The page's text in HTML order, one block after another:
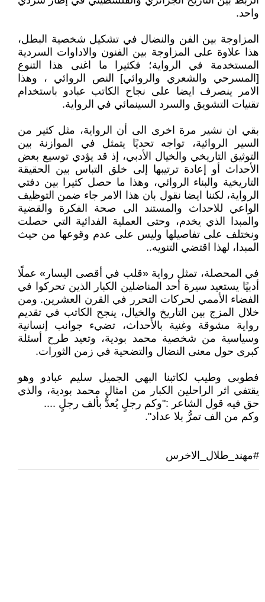
واحد.
المزاوجة بين الفن والنضال في تشكيل شخصية البطل،
هذا علاوة على المزاوجة بين الفنون والاداوات السردية
المستخدمة في الرواية؛ فكثيرا ما اغنى هذا التنوع
[المسرحي والشعري والروائي] النص الروائي ، وهذا
الامر ينصرف ايضا على نجاح الكاتب عبادو باستخدام
تقنيات التشويق والسرد السينمائي في الرواية.
بقي ان نشير مرة اخرى الى أن الرواية، مثل كثير من
السير الروائية، تواجه تحديًا يتمثل في الموازنة بين
التوثيق التاريخي والخيال الأدبي، إذ قد يؤدي توسيع بعض
الأحداث أو إعادة ترتيبها إلى خلق التباس بين الحقيقة
التاريخية والبناء الروائي، وهذا ما حصل كثيرا بين دفتي
الرواية، لكننا ايضا نقول بان هذا الامر جاء ضمن التوظيف
الواعي للاحداث والمستند الى صحة الفكرة والقضية
والمبدا الذي يخدم، وحتى العملية الفدائية التي حصلت
ونختلف على تفاصيلها وليس على عدم وقوعها من حيث
المبدا، لهذا اقتضي التنويه..
في المحصلة، تمثل رواية «قلب في أقصى اليسار» عملًا
أدبيًا يستعيد سيرة أحد المناضلين الكبار الذين تحركوا في
الفضاء الأممي لحركات التحرر في القرن العشرين. ومن
خلال المزج بين التاريخ والخيال، ينجح الكاتب في تقديم
رواية مشوقة وغنية بالأحداث، تضيء جوانب إنسانية
وسياسية من شخصية محمد بودية، وتعيد طرح أسئلة
كبرى حول معنى النضال والتضحية في زمن الثورات.
فطوبى وطيب لكاتبنا البهي الجميل سليم عبادو وهو
يقتفي اثر الراحلين الكبار من امثال محمد بودية، والذي
حق فيه قول الشاعر :"وكم رجلٍ يُعدُّ بألف رجلٍ ....
وكم من الف تمرُّ بلا عداد".
#مهند_طلال_الاخرس